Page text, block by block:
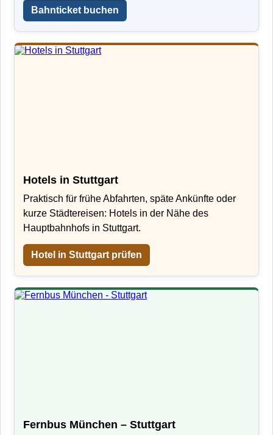
Bahnticket buchen
Hotels in Stuttgart
Praktisch für frühe Abfahrten, späte Ankünfte oder
kurze Städtereisen: Hotels in der Nähe des
Hauptbahnhofs in Stuttgart.
Hotel in Stuttgart prüfen
Fernbus München – Stuttgart